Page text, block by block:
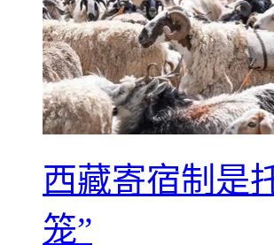
西藏寄宿制是
笼”